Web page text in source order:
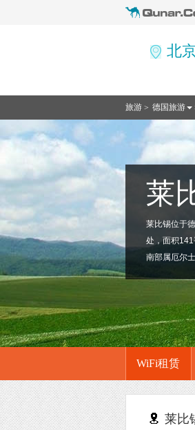
北
旅游 > 德国旅游
莱
莱比锡位于
处，面积
南部属厄尔
WiFi租赁
莱比